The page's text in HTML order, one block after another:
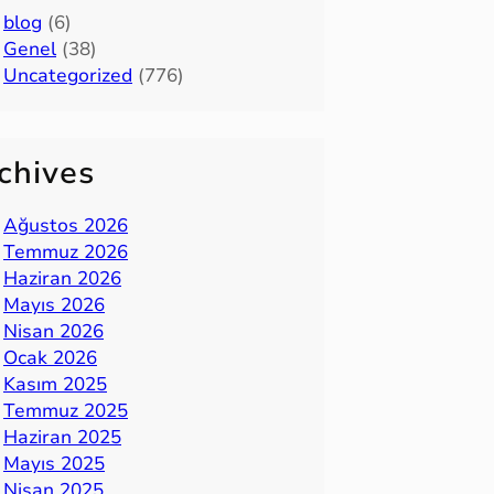
blog (6)
Genel (38)
Uncategorized (776)
Ağustos 2026
Temmuz 2026
Haziran 2026
Mayıs 2026
Nisan 2026
Ocak 2026
Kasım 2025
Temmuz 2025
Haziran 2025
Mayıs 2025